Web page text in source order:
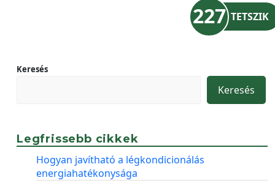
227 TETSZIK
Keresés
Keresés
Legfrissebb cikkek
Hogyan javítható a légkondicionálás
energiahatékonysága